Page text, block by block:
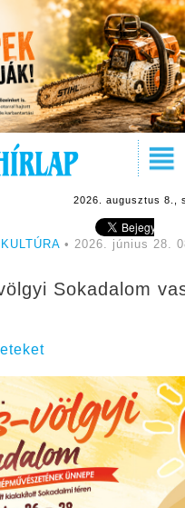
2026. augusztus 8.,
KULTÚRA• 2026. június 28.
Sokadalom